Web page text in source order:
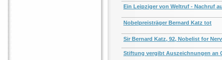
Ein Leipziger von Weltruf - Nachruf
Nobelpreisträger Bernard Katz tot
Sir Bernard Katz, 92, Nobelist for
Stiftung vergibt Auszeichnungen an